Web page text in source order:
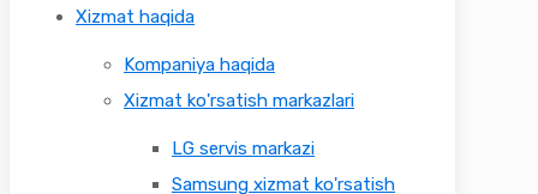
Xizmat haqida
Kompaniya haqida
Xizmat ko'rsatish markazlari
LG servis markazi
Samsung xizmat ko'rsatish